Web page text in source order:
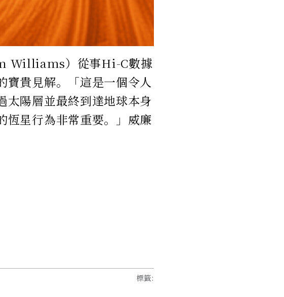
Williams）從事Hi-C數據
寶貴見解。「這是一個令人
太陽層並最終到達地球本身
恆星行為非常重要。」威廉
標籤: